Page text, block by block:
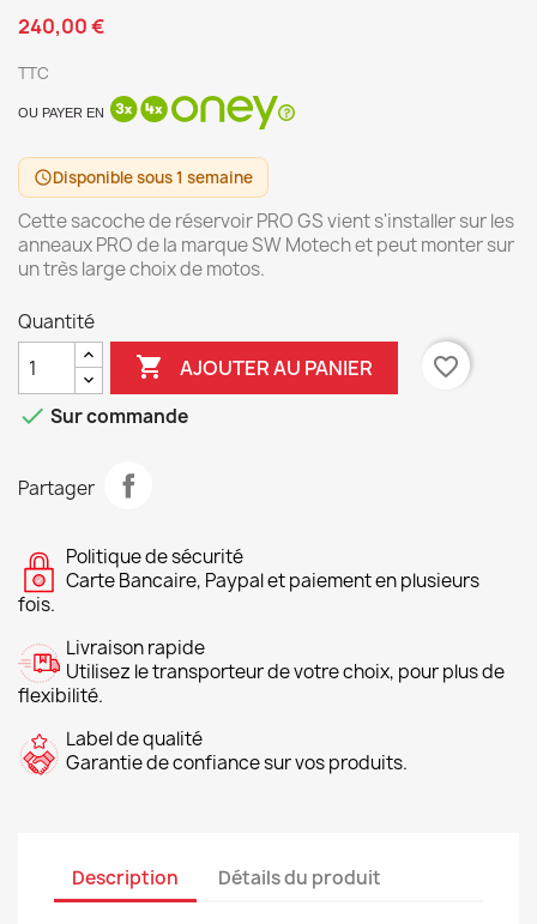
240,00 €
TTC
OU PAYER EN
scheduleDisponible sous 1 semaine
Cette sacoche de réservoir PRO GS vient s'installer sur les
anneaux PRO de la marque SW Motech et peut monter sur
un très large choix de motos.
Quantité
 AJOUTER AU PANIER
favorite_border
 Sur commande
Partager
Politique de sécurité
Carte Bancaire, Paypal et paiement en plusieurs
fois.
Livraison rapide
Utilisez le transporteur de votre choix, pour plus de
flexibilité.
Label de qualité
Garantie de confiance sur vos produits.
Description Détails du produit